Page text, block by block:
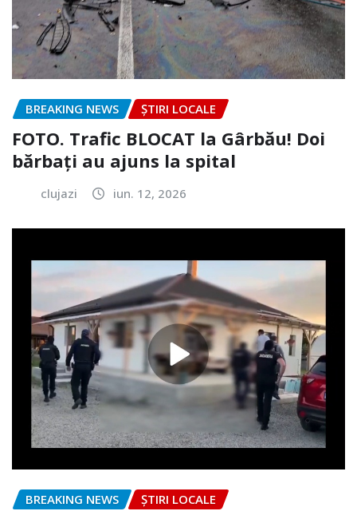
BREAKING NEWS ȘTIRI LOCALE
FOTO. Trafic BLOCAT la Gârbău! Doi
bărbați au ajuns la spital
clujazi iun. 12, 2026
BREAKING NEWS ȘTIRI LOCALE